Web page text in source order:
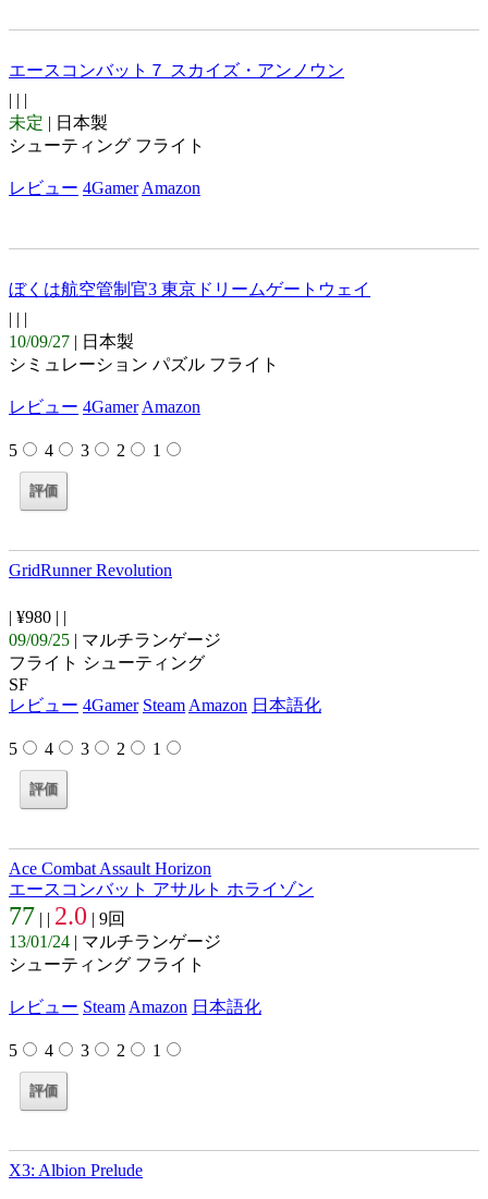
エースコンバット７ スカイズ・アンノウン
| | |
未定 | 日本製
シューティング フライト
レビュー 4Gamer Amazon
ぼくは航空管制官3 東京ドリームゲートウェイ
| | |
10/09/27 | 日本製
シミュレーション パズル フライト
レビュー 4Gamer Amazon
5 4 3 2 1
GridRunner Revolution
| ¥980 | |
09/09/25 | マルチランゲージ
フライト シューティング
SF
レビュー 4Gamer Steam Amazon 日本語化
5 4 3 2 1
Ace Combat Assault Horizon
エースコンバット アサルト ホライゾン
77 | | 2.0 | 9回
13/01/24 | マルチランゲージ
シューティング フライト
レビュー Steam Amazon 日本語化
5 4 3 2 1
X3: Albion Prelude